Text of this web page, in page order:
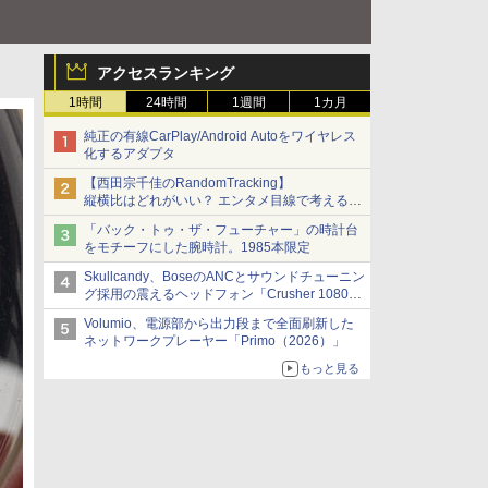
アクセスランキング
1時間 24時間 1週間 1カ月
純正の有線CarPlay/Android Autoをワイヤレス
化するアダプタ
【西田宗千佳のRandomTracking】
縦横比はどれがいい？ エンタメ目線で考える、
サムスン新「Galaxy Z Fold」
「バック・トゥ・ザ・フューチャー」の時計台
をモチーフにした腕時計。1985本限定
Skullcandy、BoseのANCとサウンドチューニン
グ採用の震えるヘッドフォン「Crusher 1080
ANC」
Volumio、電源部から出力段まで全面刷新した
ネットワークプレーヤー「Primo（2026）」
もっと見る